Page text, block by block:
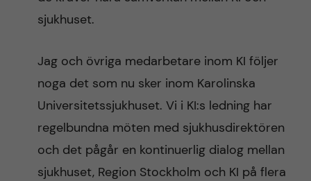
sjukhuset.
Jag och övriga medarbetare inom KI följer
noga det som nu sker inom Karolinska
Universitetssjukhuset. Vi i KI:s ledning har
regelbundna möten med sjukhusdirektören
och det pågår en kontinuerlig dialog mellan
sjukhuset, Region Stockholm och KI på flera